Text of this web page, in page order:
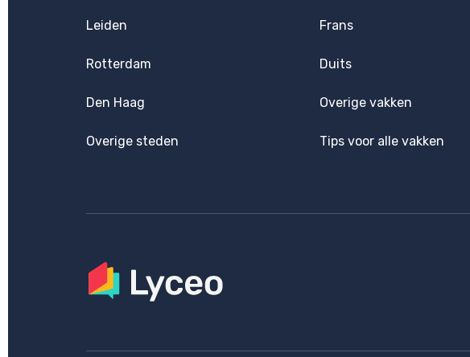
Leiden
Rotterdam
Den Haag
Overige steden
Frans
Duits
Overige vakken
Tips voor alle vakken